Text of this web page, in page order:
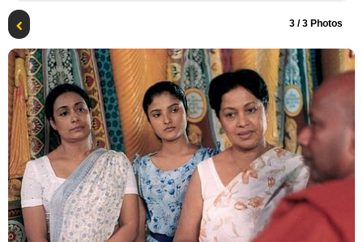
3 / 3 Photos